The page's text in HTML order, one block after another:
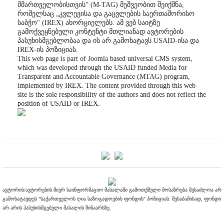
მმართველობისთვის" (M-TAG) მეშვეობით შეიქმნა,
რომელსაც „კვლევისა და გაცვლების საერთაშორისო
საბჭო" (IREX) ახორციელებს. ამ ვებ საიტზე
გამოქვეყნებული კონტენტი მთლიანად ავტორების
პასუხისმგებლობაა და ის არ გამოხატავს USAID-ისა და
IREX-ის პოზიციას.
This web page is part of Joomla based universal CMS system,
which was developed through the USAID funded Media for
Transparent and Accountable Governance (MTAG) program,
implemented by IREX. The content provided through this web-
site is the sole responsibility of the authors and does not reflect the
position of USAID or IREX.
ავტორის/ავტორების მიერ საინფორმაციო მასალაში გამოთქმული მოსაზრება შესაძლოა არ
გამოხატავდეს "საქართველოს ღია საზოგადოების ფონდის" პოზიციას. შესაბამისად, ფონდი
არ არის პასუხისმგებელი მასალის შინაარსზე.